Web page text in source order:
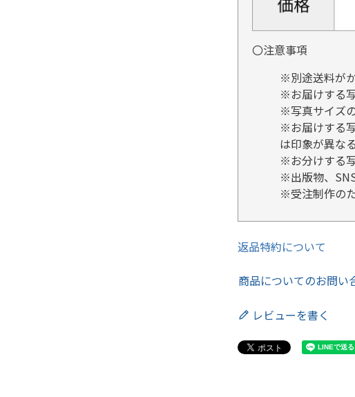
〇注意事項
※別途送料がか
※お届けする
※写真サイズ
※お届けする
は印象が異な
※お分けする
※出版物、
※受注制作の
返品特約について
商品についてのお問い
レビューを書く